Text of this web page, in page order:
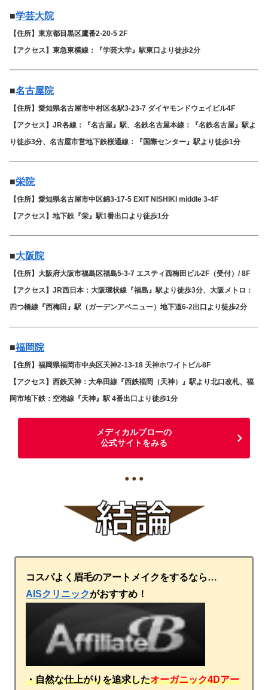
■学芸大院
【住所】東京都目黒区鷹番2-20-5 2F
【アクセス】東急東横線：『学芸大学』駅東口より徒歩2分
■名古屋院
【住所】愛知県名古屋市中村区名駅3-23-7 ダイヤモンドウェイビル4F
【アクセス】JR各線：『名古屋』駅、名鉄名古屋本線：『名鉄名古屋』駅よ
り徒歩3分、名古屋市営地下鉄桜通線：『国際センター』駅より徒歩1分
■栄院
【住所】愛知県名古屋市中区錦3-17-5 EXIT NISHIKI middle 3-4F
【アクセス】地下鉄『栄』駅1番出口より徒歩1分
■大阪院
【住所】大阪府大阪市福島区福島5-3-7 エスティ西梅田ビル2F（受付）/ 8F
【アクセス】JR西日本：大阪環状線『福島』駅より徒歩3分、大阪メトロ：
四つ橋線『西梅田』駅（ガーデンアベニュー）地下道6-2出口より徒歩2分
■福岡院
【住所】福岡県福岡市中央区天神2-13-18 天神ホワイトビル8F
【アクセス】西鉄天神：大牟田線『西鉄福岡（天神）』駅より北口改札、福
岡市地下鉄：空港線『天神』駅 4番出口より徒歩1分
メディカルブローの
公式サイトをみる
● ● ●
コスパよく眉毛のアートメイクをするなら…
AISクリニックがおすすめ！
・自然な仕上がりを追求したオーガニック4Dアー